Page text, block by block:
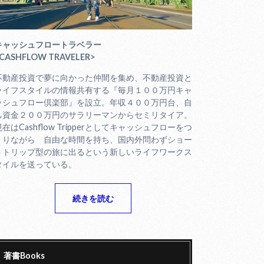
ャッシュフロートラベラー
TRAVELER>
動産投資で夢に向かった仲間を集め、不動産投資と
イフスタイルの情報共有する『毎月１００万円キャ
シュフロー倶楽部』を設立。年収４００万円台、自
資金２００万円のサラリーマンからセミリタイア。
在はCashflow Tripperとしてキャッシュフローをつ
りながら 自由な時間を持ち、国内外問わずショー
トリップ型の旅に出るという新しいライフワークス
イルを送っている。
続きを読む
著書Books